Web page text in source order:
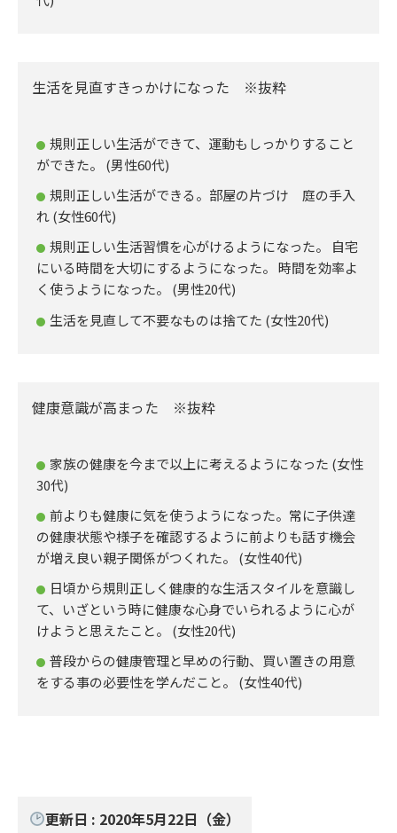
生活を見直すきっかけになった ※抜粋
規則正しい生活ができて、運動もしっかりすること
ができた。 (男性60代)
規則正しい生活ができる。部屋の片づけ 庭の手入
れ (女性60代)
規則正しい生活習慣を心がけるようになった。 自宅
にいる時間を大切にするようになった。 時間を効率よ
く使うようになった。 (男性20代)
生活を見直して不要なものは捨てた (女性20代)
健康意識が高まった ※抜粋
家族の健康を今まで以上に考えるようになった (女性
30代)
前よりも健康に気を使うようになった。常に子供達
の健康状態や様子を確認するように前よりも話す機会
が増え良い親子関係がつくれた。 (女性40代)
日頃から規則正しく健康的な生活スタイルを意識し
て、いざという時に健康な心身でいられるように心が
けようと思えたこと。 (女性20代)
普段からの健康管理と早めの行動、買い置きの用意
をする事の必要性を学んだこと。 (女性40代)
更新日 : 2020年5月22日（金）